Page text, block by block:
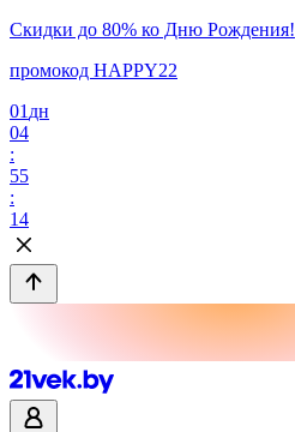
Скидки до 80% ко Дню Рождения!
промокод HAPPY22
01 дн
04
:
55
:
14